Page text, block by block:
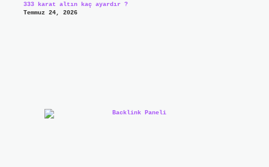
333 karat altın kaç ayardır ?
Temmuz 24, 2026